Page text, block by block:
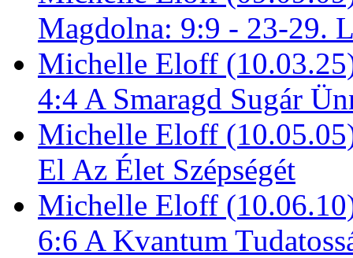
Magdolna: 9:9 - 23-29.
Michelle Eloff
4:4 A Smaragd Sugár
Michelle Eloff
El Az Élet Szépségét
Michelle Eloff
6:6 A Kvantum